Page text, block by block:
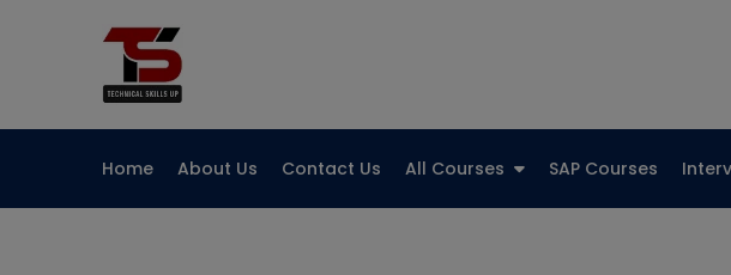
Home About Us Contact Us All Courses SAP Courses